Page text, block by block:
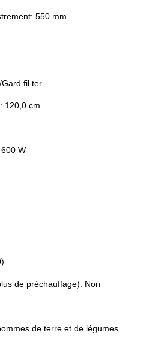
550 mm
ter.
120,0 cm
W
de préchauffage): Non
de terre et de légumes